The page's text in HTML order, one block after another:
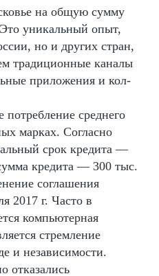
на общую сумму
уникальный опыт,
но и других стран,
традиционные каналы
приложения и кол-
среднего
марках. Согласно
срок кредита —
кредита — 300 тыс.
соглашения
2017 г. Часто в
компьютерная
стремление
и независимости.
отказались